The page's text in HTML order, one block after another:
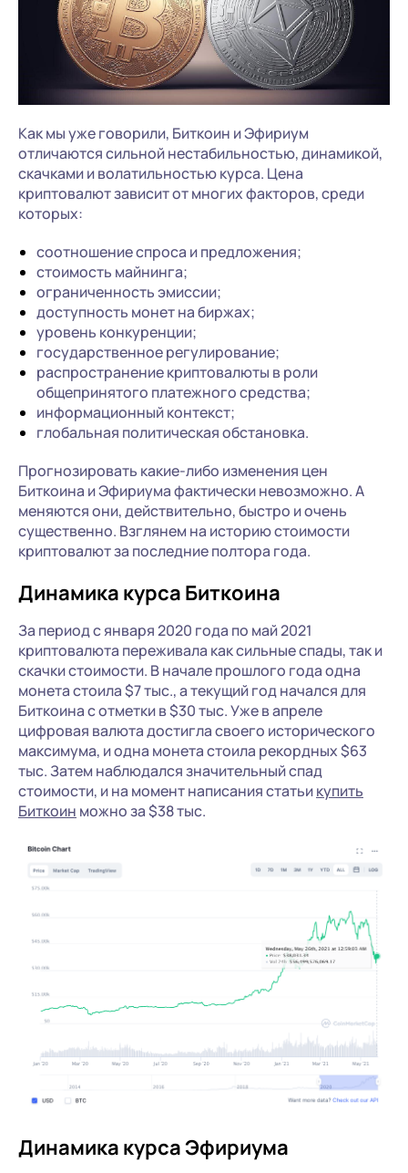
Как мы уже говорили, Биткоин и Эфириум
отличаются сильной нестабильностью, динамикой,
скачками и волатильностью курса. Цена
криптовалют зависит от многих факторов, среди
которых:
соотношение спроса и предложения;
стоимость майнинга;
ограниченность эмиссии;
доступность монет на биржах;
уровень конкуренции;
государственное регулирование;
распространение криптовалюты в роли
общепринятого платежного средства;
информационный контекст;
глобальная политическая обстановка.
Прогнозировать какие-либо изменения цен
Биткоина и Эфириума фактически невозможно. А
меняются они, действительно, быстро и очень
существенно. Взглянем на историю стоимости
криптовалют за последние полтора года.
Динамика курса Биткоина
За период с января 2020 года по май 2021
криптовалюта переживала как сильные спады, так и
скачки стоимости. В начале прошлого года одна
монета стоила $7 тыс., а текущий год начался для
Биткоина с отметки в $30 тыс. Уже в апреле
цифровая валюта достигла своего исторического
максимума, и одна монета стоила рекордных $63
тыс. Затем наблюдался значительный спад
стоимости, и на момент написания статьикупить
Биткоин можно за $38 тыс.
Динамика курса Эфириума